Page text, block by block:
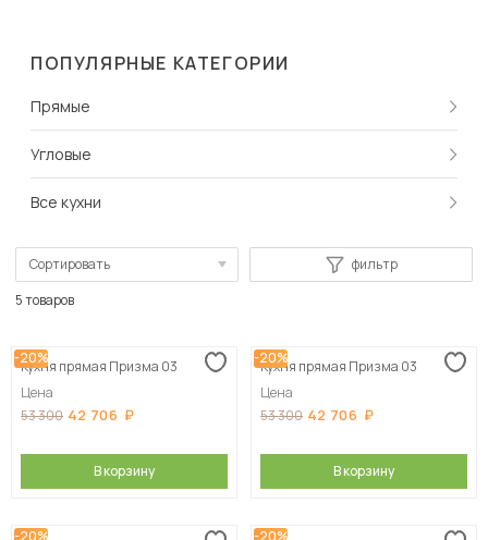
ПОПУЛЯРНЫЕ КАТЕГОРИИ
Прямые
Угловые
Все кухни
Сортировать
Сначала дорогие
фильтр
5 товаров
-20%
Кухня прямая Призма 03
Цена
53 300 42 706
В корзину
-20%
Кухня прямая Призма 03
Цена
53 300 42 706
В корзину
-20% -20%